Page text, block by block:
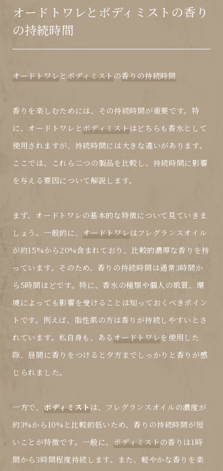
オードトワレとボディミストの香り
の持続時間
オードトワレと ボディミスト の香りの持続時間
香りを楽しむためには、その持続時間が重要です。特
に、 オードトワレ とボディミスト はどちらも香水として
使用されますが、持続時間には大きな違いがあります。
ここでは、これら二つの製品を比較し、持続時間に影響
を与える要因について解説します。
まず、 オードトワレの基本的な特徴について見ていきま
しょう。一般的に、 オードトワレはフレグランスオイル
が約15%から20%含まれており、比較的濃厚な香りを持
っています。そのため、香りの持続時間は通常3時間か
ら5時間ほどです。特に、香水の種類や個人の肌質、環
境によっても影響を受けることは知っておくべきポイン
トです。例えば、脂性肌の方は香りが持続しやすいとさ
れています。私自身も、ある オードトワレを使用した
際、昼間に香りをつけると夕方までしっかりと香りが感
じられました。
一方で、 ボディミスト は、フレグランスオイルの濃度が
約3%から10%と比較的低いため、香りの持続時間が短
いことが特徴です。一般に、 ボディミスト の香りは1時
間から3時間程度持続します。また、軽やかな香りを楽